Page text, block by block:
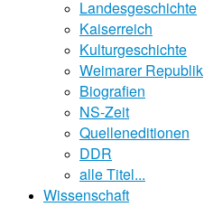
Landesgeschichte
Kaiserreich
Kulturgeschichte
Weimarer Republik
Biografien
NS-Zeit
Quelleneditionen
DDR
alle Titel...
Wissenschaft